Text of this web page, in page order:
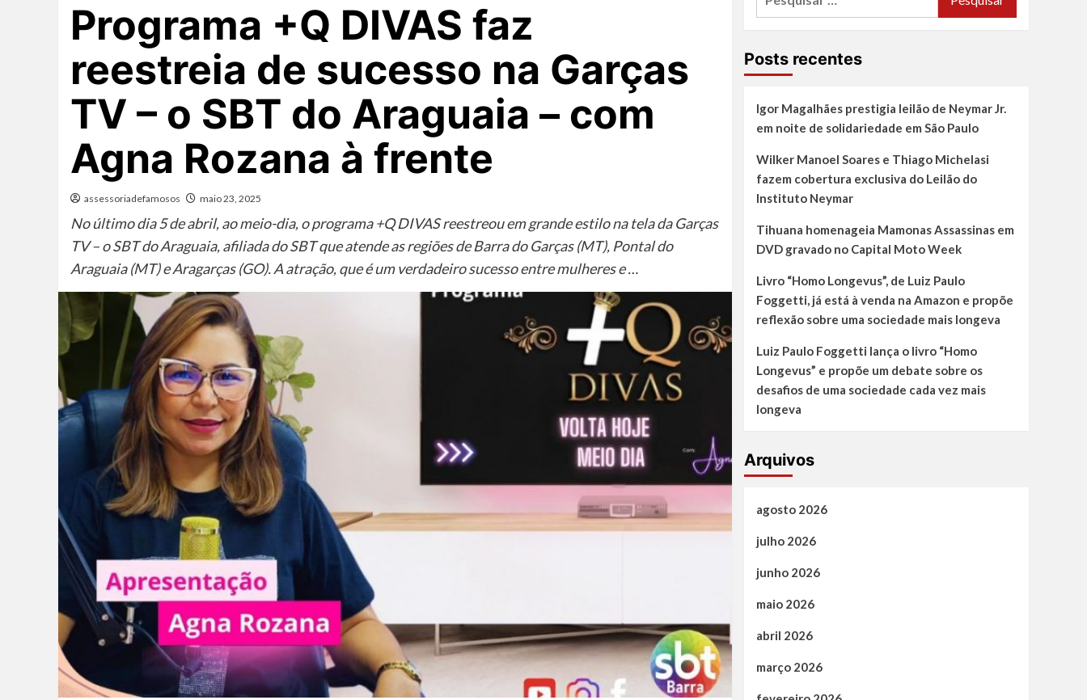
Programa +Q DIVAS faz
reestreia de sucesso na Garças
TV – o SBT do Araguaia – com
Agna Rozana à frente
assessoriadefamosos maio 23, 2025
No último dia 5 de abril, ao meio-dia, o programa +Q DIVAS reestreou em grande estilo na tela da Garças
TV – o SBT do Araguaia, afiliada do SBT que atende as regiões de Barra do Garças (MT), Pontal do
Araguaia (MT) e Aragarças (GO). A atração, que é um verdadeiro sucesso entre mulheres e …
Posts recentes
Igor Magalhães prestigia leilão de Neymar Jr.
em noite de solidariedade em São Paulo
Wilker Manoel Soares e Thiago Michelasi
fazem cobertura exclusiva do Leilão do
Instituto Neymar
Tihuana homenageia Mamonas Assassinas em
DVD gravado no Capital Moto Week
Livro “Homo Longevus”, de Luiz Paulo
Foggetti, já está à venda na Amazon e propõe
reflexão sobre uma sociedade mais longeva
Luiz Paulo Foggetti lança o livro “Homo
Longevus” e propõe um debate sobre os
desafios de uma sociedade cada vez mais
longeva
Arquivos
agosto 2026
julho 2026
junho 2026
maio 2026
abril 2026
março 2026